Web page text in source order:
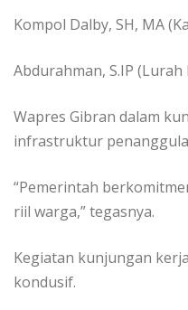
Kompol Dalby, SH, MA
Abdurahman, S.IP (Lurah
Wapres Gibran dalam
infrastruktur
“Pemerintah
riil warga,” tegasnya.
Kegiatan kunjungan
kondusif.